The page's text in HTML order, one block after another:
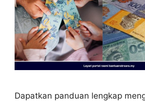
Dapatkan panduan lengkap